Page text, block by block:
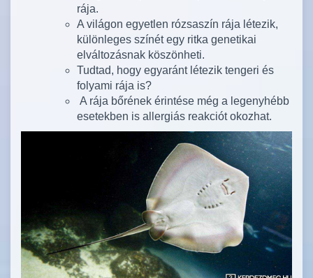
rája.
A világon egyetlen rózsaszín rája létezik,
különleges színét egy ritka genetikai
elváltozásnak köszönheti.
Tudtad, hogy egyaránt létezik tengeri és
folyami rája is?
A rája bőrének érintése még a legenyhébb
esetekben is allergiás reakciót okozhat.